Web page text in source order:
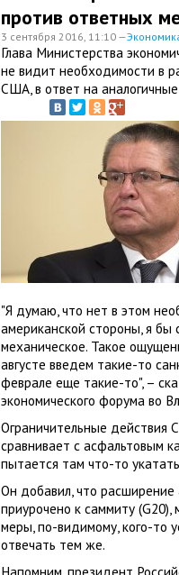
против ответных
3 сентября 2016, 11:10 —
Глава Министерства
не видит необходимости в
США, в ответ на
"Я думаю, что нет в этом
американской стороны, я бы
механическое. Такое
августе введем такие-то
феврале еще такие-то", –
экономического форума во
Ограничительные действия
сравнивает с асфальтовым
пытается там что-то
Он добавил, что
приурочено к саммиту
меры, по-видимому, кого-то
отвечать тем же.
Напомним, президент